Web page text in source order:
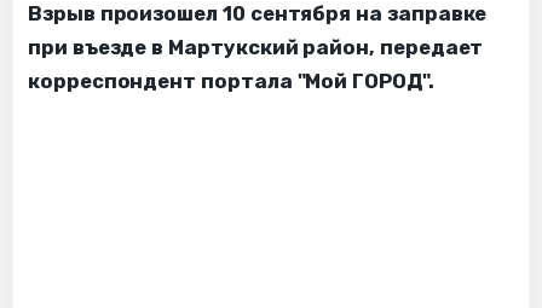
Взрыв произошел 10 сентября на заправке
при въезде в Мартукский район, передает
корреспондент портала "Мой ГОРОД".